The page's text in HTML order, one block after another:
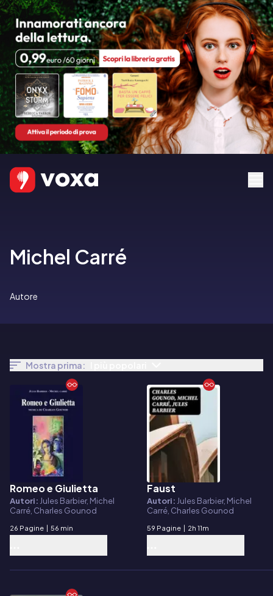
Michel Carré
Autore
Mostra prima:
E-book
Romeo e Giulietta
Autori: Jules Barbier, Michel
Carré, Charles Gounod
26 Pagine | 56 min
E-book
Faust
Autori: Jules Barbier, Michel
Carré, Charles Gounod
59 Pagine | 2h 11m